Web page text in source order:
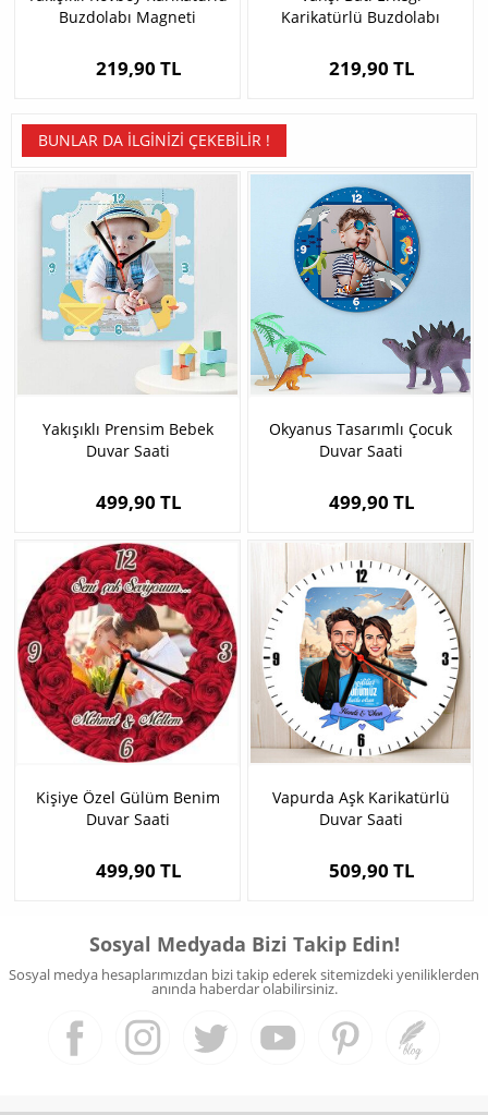
Buzdolabı Magneti
219,90 TL
Karikatürlü Buzdolabı
219,90 TL
BUNLAR DA İLGINIZI ÇEKEBILIR !
Yakışıklı Prensim Bebek
Duvar Saati
499,90 TL
Okyanus Tasarımlı Çocuk
Duvar Saati
499,90 TL
Kişiye Özel Gülüm Benim
Duvar Saati
499,90 TL
Vapurda Aşk Karikatürlü
Duvar Saati
509,90 TL
Sosyal Medyada Bizi Takip Edin!
Sosyal medya hesaplarımızdan bizi takip ederek sitemizdeki yeniliklerden
anında haberdar olabilirsiniz.